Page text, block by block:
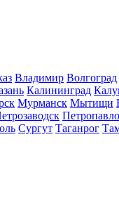
Владимир Волгоград
Калининград
Мурманск Мытищи
Сургут Таганрог